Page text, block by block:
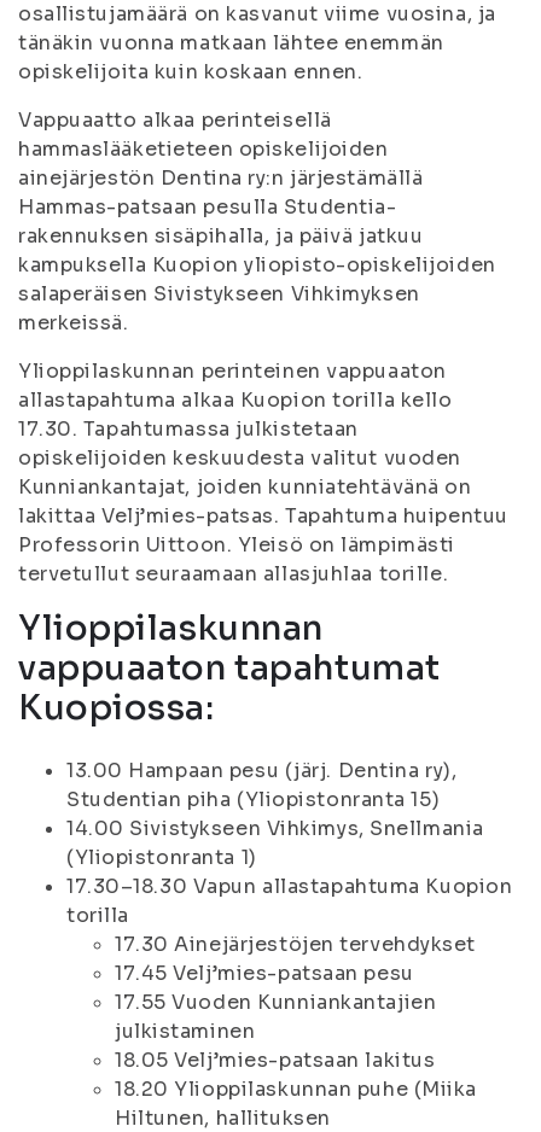
osallistujamäärä on kasvanut viime vuosina, ja
tänäkin vuonna matkaan lähtee enemmän
opiskelijoita kuin koskaan ennen.
Vappuaatto alkaa perinteisellä
hammaslääketieteen opiskelijoiden
ainejärjestön Dentina ry:n järjestämällä
Hammas-patsaan pesulla Studentia-
rakennuksen sisäpihalla, ja päivä jatkuu
kampuksella Kuopion yliopisto-opiskelijoiden
salaperäisen Sivistykseen Vihkimyksen
merkeissä.
Ylioppilaskunnan perinteinen vappuaaton
allastapahtuma alkaa Kuopion torilla kello
17.30. Tapahtumassa julkistetaan
opiskelijoiden keskuudesta valitut vuoden
Kunniankantajat, joiden kunniatehtävänä on
lakittaa Velj’mies-patsas. Tapahtuma huipentuu
Professorin Uittoon. Yleisö on lämpimästi
tervetullut seuraamaan allasjuhlaa torille.
Ylioppilaskunnan
vappuaaton tapahtumat
Kuopiossa:
13.00 Hampaan pesu (järj. Dentina ry),
Studentian piha (Yliopistonranta 15)
14.00 Sivistykseen Vihkimys, Snellmania
(Yliopistonranta 1)
17.30–18.30 Vapun allastapahtuma Kuopion
torilla
17.30 Ainejärjestöjen tervehdykset
17.45 Velj’mies-patsaan pesu
17.55 Vuoden Kunniankantajien
julkistaminen
18.05 Velj’mies-patsaan lakitus
18.20 Ylioppilaskunnan puhe (Miika
Hiltunen, hallituksen